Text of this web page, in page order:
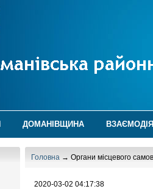
ДОМАНІВЩИНА
Головна → Органи місцевого
2020-03-02 04:17:38